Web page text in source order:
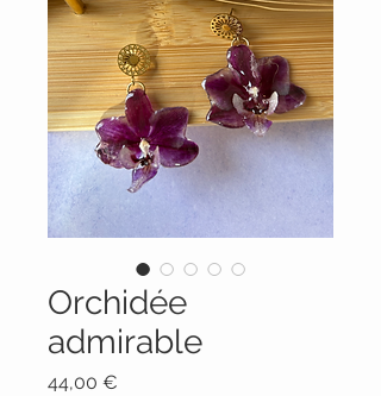
Orchidée
admirable
44,00 €